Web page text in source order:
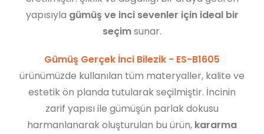
yapısıyla gümüş ve inci sevenler için ideal bir
seçimsunar.
Gümüş Gerçek İnci Bilezik - ES-B1605
ürünümüzde kullanılan tüm materyaller, kalite ve
estetik ön planda tutularak seçilmiştir. İncinin
zarif yapısı ile gümüşün parlak dokusu
harmanlanarak oluşturulan bu ürün, kararma